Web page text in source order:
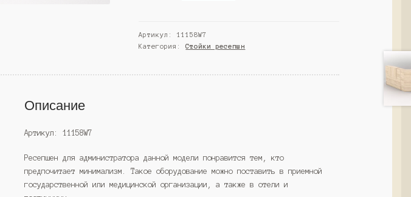
"Ультра"
№9+
№9Б
Артикул:11158W7
Категория:Стойки ресепшн
Описание
Артикул: 11158W7
Ресепшен для администратора данной модели понравится тем, кто
предпочитает минимализм. Такое оборудование можно поставить в приемной
государственной или медицинской организации, а также в отели и